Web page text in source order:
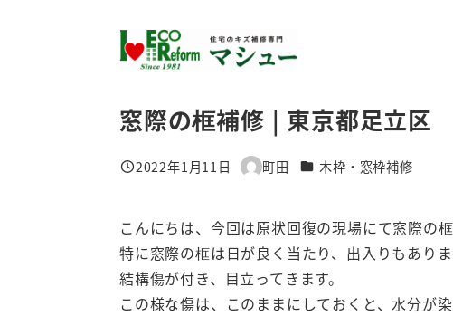
窓際の框補修 | 東京都足立区
投稿日
2022年1月11日
著
町田 カテゴリー
木枠・窓枠補修
こんにちは、今回は原状回復の現場にて窓際の
特に窓際の框は日が良く当たり、出入りもあり
結構傷が付き、目立ってきます。
この様な傷は、このままにしておくと、水分が